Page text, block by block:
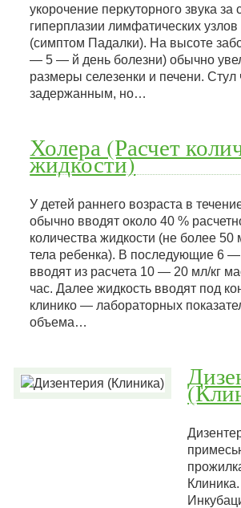
укорочение перкуторного звука за
гиперплазии лимфатических
(симптом Падалки). На высоте
— 5 — й день болезни) обычно
размеры селезенки и печени.
задержанным, но…
Холера (Расчет
жидкости)
У детей раннего возраста в
обычно вводят около 40 %
количества жидкости (не более 50
тела ребенка). В последующие 6 —
вводят из расчета 10 — 20 мл/кг
час. Далее жидкость вводят под
клинико — лабораторных
объема…
Клиника.